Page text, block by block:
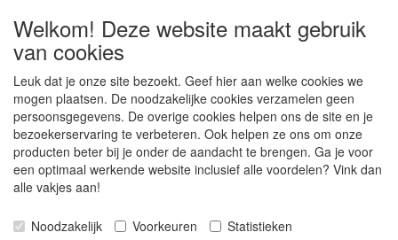
Facebook: www.facebook.com/roelspeelgoed
Openingstijden Winkel:
Maandag t/m Vrijdag: 9:00 - 17:30
Zaterdag: 9:00 - 17:00
Donderdagavond koopavond: 19:00 - 21:00
SERVICE
Welkom! Deze website maakt gebruik
van cookies
Leuk dat je onze site bezoekt. Geef hier aan welke cookies we
mogen plaatsen. De noodzakelijke cookies verzamelen geen
persoonsgegevens. De overige cookies helpen ons de site en je
bezoekerservaring te verbeteren. Ook helpen ze ons om onze
producten beter bij je onder de aandacht te brengen. Ga je voor
een optimaal werkende website inclusief alle voordelen? Vink dan
alle vakjes aan!
Noodzakelijk Voorkeuren Statistieken